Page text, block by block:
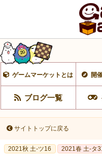
ゲームマーケットとは 開
ブログ一覧
サイトトップに戻る
2021秋 土-ツ16 2021春 土-タ